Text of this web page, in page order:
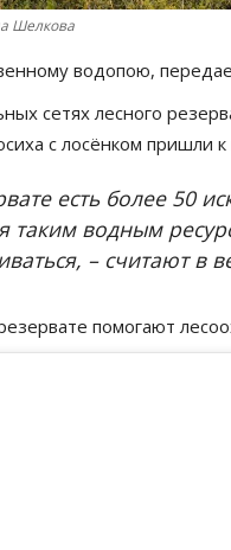
Шелкова
водопою,
сетях лесного
с лосёнком пришли
есть более 50
таким водным
– считают в
помогают